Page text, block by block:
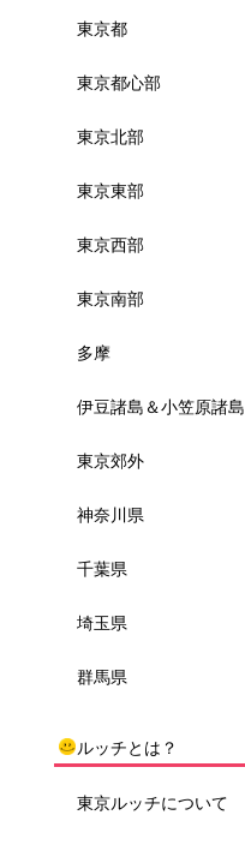
東京都
東京都心部
東京北部
東京東部
東京西部
東京南部
多摩
伊豆諸島＆小笠原諸島
東京郊外
神奈川県
千葉県
埼玉県
群馬県
ルッチとは？
東京ルッチについて